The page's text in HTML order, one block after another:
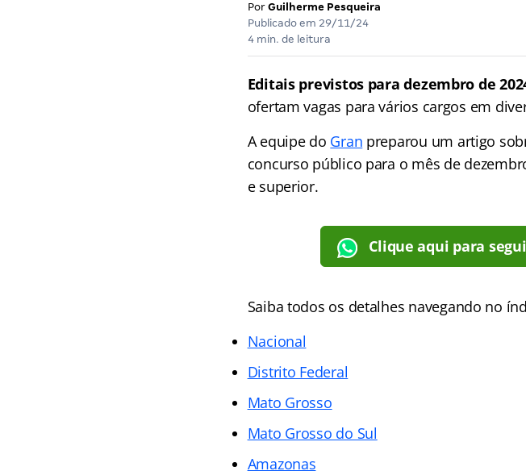
Por Guilherme Pesqueira
Publicado em 29/11/24
4 min. de leitura
Editais previstos para dezembro de
ofertam vagas para vários cargos em
A equipe do Gran preparou um artigo
concurso público para o mês de
e superior.
Clique aqui para
Saiba todos os detalhes navegando no
Nacional
Distrito Federal
Mato Grosso
Mato Grosso do Sul
Amazonas